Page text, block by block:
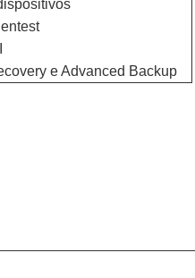
e Advanced Backup